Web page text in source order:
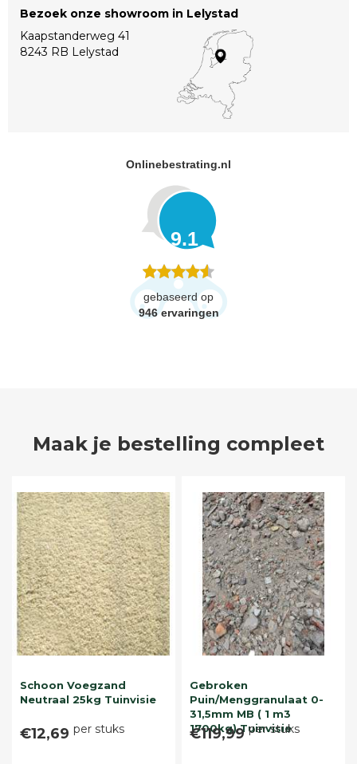
Bezoek onze showroom in Lelystad
Kaapstanderweg 41
8243 RB Lelystad
Onlinebestrating.nl
9.1
gebaseerd op
946 ervaringen
Maak je bestelling compleet
Schoon Voegzand
Neutraal 25kg Tuinvisie
€12,69 per stuks
Gebroken
Puin/Menggranulaat 0-
31,5mm MB ( 1 m3
1700kg) Tuinvisie
€119,99 per stuks